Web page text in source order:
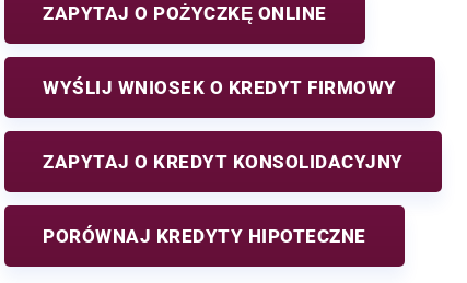
ZAPYTAJ O POŻYCZKĘ ONLINE
WYŚLIJ WNIOSEK O KREDYT FIRMOWY
ZAPYTAJ O KREDYT KONSOLIDACYJNY
PORÓWNAJ KREDYTY HIPOTECZNE